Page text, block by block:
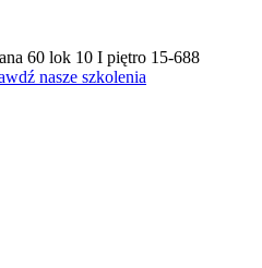
60 lok 10 I piętro 15-688
nasze szkolenia